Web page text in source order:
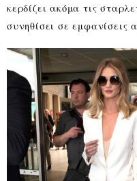
κερδίζει ακόμα τις
συνηθίσει σε εμφανίσεις